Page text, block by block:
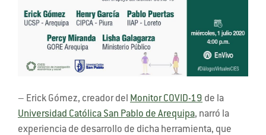
– Erick Gómez, creador del Monitor COVID-19 de la
Universidad Católica San Pablo de Arequipa, narró la
experiencia de desarrollo de dicha herramienta, que